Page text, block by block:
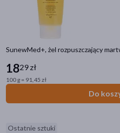
SunewMed+, żel rozpuszczający
1829 zł
100 g = 91,45 zł
Do
Ostatnie sztuki